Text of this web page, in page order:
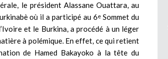
le président Alassane Ouattara, au
où il a participé au 6e Sommet du
et le Burkina, a procédé à un léger
à polémique. En effet, ce qui retient
de Hamed Bakayoko à la tête du